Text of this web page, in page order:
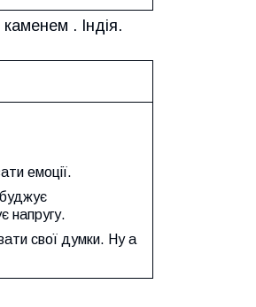
. Індія.
емоції.
напругу.
свої думки. Ну а